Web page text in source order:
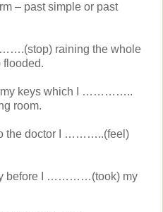
– past simple or past
raining the whole
keys which I …………..
room.
doctor I ………..(feel)
before I …………(took) my